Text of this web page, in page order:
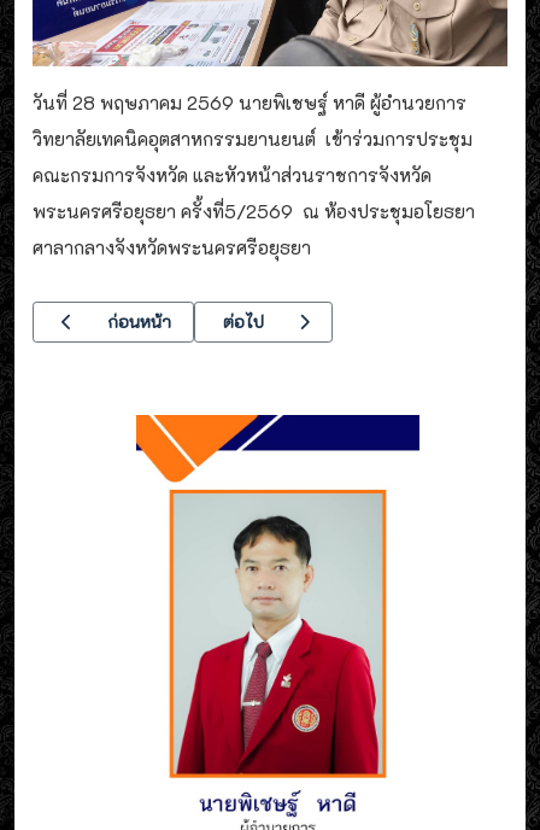
วันที่ 28 พฤษภาคม 2569 นายพิเชษฐ์ หาดี ผู้อำนวยการ
วิทยาลัยเทคนิคอุตสาหกรรมยานยนต์ เข้าร่วมการประชุม
คณะกรมการจังหวัด และหัวหน้าส่วนราชการจังหวัด
พระนครศรีอยุธยา ครั้งที่5/2569 ณ ห้องประชุมอโยธยา
ศาลากลางจังหวัดพระนครศรีอยุธยา
เนื้อหาก่อนหน้า: ประชุมเตรียมความพร้อม การจัดงาน มหกรรมหุ่น
ก่อนหน้า เนื้อหาถัดไป: โครงการส่งเสริมคุณภาพให้ค
ต่อไป